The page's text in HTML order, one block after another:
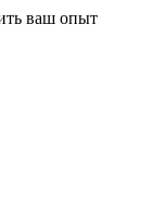
ваш опыт